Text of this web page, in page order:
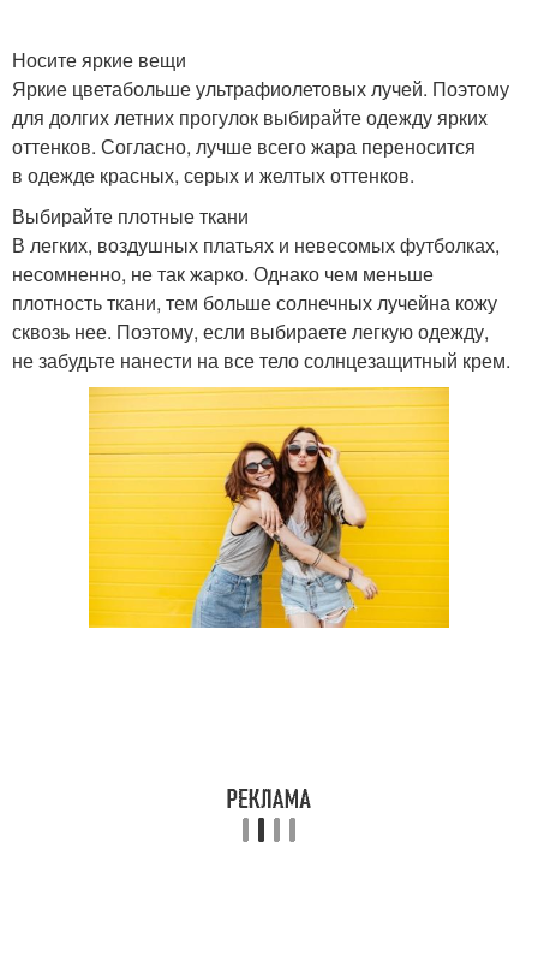
Носите яркие вещи
Яркие цветабольше ультрафиолетовых лучей. Поэтому
для долгих летних прогулок выбирайте одежду ярких
оттенков. Согласно, лучше всего жара переносится
в одежде красных, серых и желтых оттенков.
Выбирайте плотные ткани
В легких, воздушных платьях и невесомых футболках,
несомненно, не так жарко. Однако чем меньше
плотность ткани, тем больше солнечных лучейна кожу
сквозь нее. Поэтому, если выбираете легкую одежду,
не забудьте нанести на все тело солнцезащитный крем.